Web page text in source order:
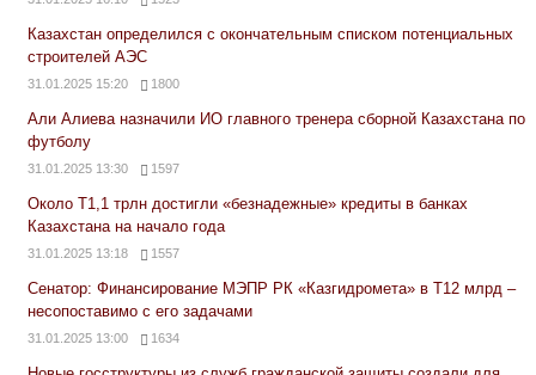
Казахстан определился с окончательным списком потенциальных
строителей АЭС
31.01.2025 15:20 1800
Али Алиева назначили ИО главного тренера сборной Казахстана по
футболу
31.01.2025 13:30 1597
Около Т1,1 трлн достигли «безнадежные» кредиты в банках
Казахстана на начало года
31.01.2025 13:18 1557
Сенатор: Финансирование МЭПР РК «Казгидромета» в Т12 млрд –
несопоставимо с его задачами
31.01.2025 13:00 1634